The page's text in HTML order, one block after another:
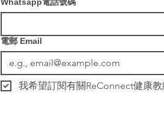
電郵 Email
我希望訂閱有關ReConnect健康教